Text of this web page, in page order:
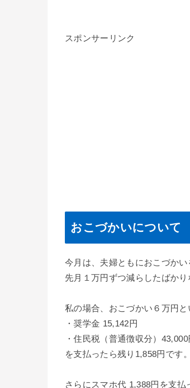
スポンサーリンク
おこづかいについて
今月は、夫婦ともにおこづかい
先月１万円ずつ減らしたばかり
私の場合、おこづかい６万円と
・奨学金 15,142円
・住民税（普通徴収分）43,000
を支払ったら残り1,858円です。
さらにスマホ代 1,388円を支払